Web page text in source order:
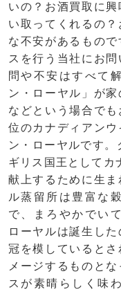
いの？お酒買取に
い取ってくれるの
な不安があるもの
スを行う当社にお
問や不安はすべて
ン・ローヤル」が家
などという場合で
位のカナディアン
ン・ローヤルです
ギリス国王としてカ
献上するために生
ル蒸留所は豊富な
で、まろやかでい
ローヤルは誕生し
冠を模していると
メージするものと
スが素晴らしく味